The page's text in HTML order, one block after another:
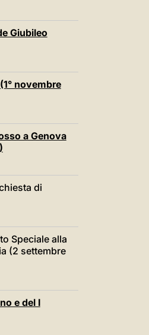
Giubileo
novembre
a Genova
di
Speciale alla
(2 settembre
e del I